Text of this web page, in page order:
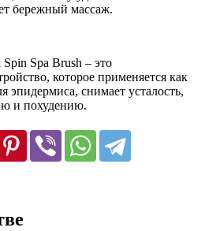
бережный массаж.
Spa Brush – это
которое применяется как
эпидермиса, снимает усталость,
и похудению.